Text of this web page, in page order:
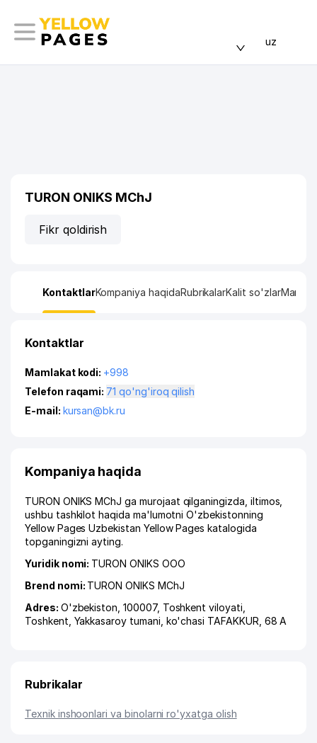
uz
TURON ONIKS MChJ
Fikr qoldirish
KontaktlarKompaniya haqidaRubrikalarKalit so'zlarManzil
Kontaktlar
Mamlakat kodi: +998
Telefon raqami:
71 qo'ng'iroq qilish
E-mail: kursan@bk.ru
Kompaniya haqida
TURON ONIKS MChJ ga murojaat qilganingizda, iltimos,
ushbu tashkilot haqida ma'lumotni O'zbekistonning
Yellow Pages Uzbekistan Yellow Pages katalogida
topganingizni ayting.
Yuridik nomi: TURON ONIKS ООО
Brend nomi: TURON ONIKS MChJ
Adres: O'zbekiston, 100007, Toshkent viloyati
Toshkent Yakkasaroy tumani ko'chasi TAFAKKUR , 68 А
Rubrikalar
Texnik inshoonlari va binolarni ro'yxatga olish